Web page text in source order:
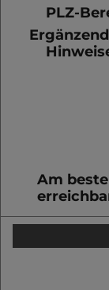
PLZ-
Am